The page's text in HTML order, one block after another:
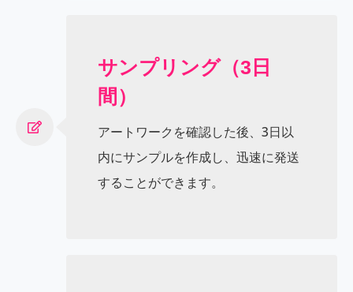
サンプリング（3日
間）
アートワークを確認した後、3日以
内にサンプルを作成し、迅速に発送
することができます。